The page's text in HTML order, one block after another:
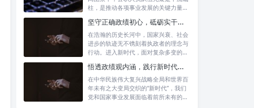
柱，是推动各项事业发展的关键力量。
坚守正确政绩初心，砥砺实干担当精神：新时代高质量发展的核心引擎
在浩瀚的历史长河中，国家兴衰、社会
进步的轨迹无不镌刻着执政者的理念与
行动。进入新时代，面对复杂多变的国
悟透政绩观内涵，践行新时代使命：书写高质量发展的时代答卷
在中华民族伟大复兴战略全局和世界百
年未有之大变局交织的“新时代”，我们
党和国家事业发展面临着前所未有的机